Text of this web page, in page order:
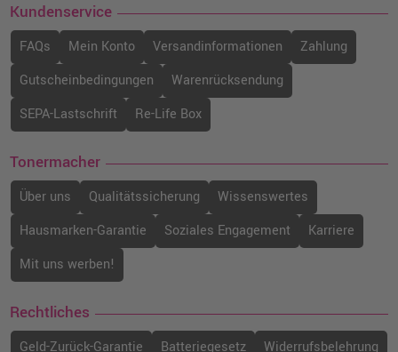
Kompatibler Toner ersetzt Lexmark
C792A1CG · Cyan
59,50 €
inkl. MwSt.
276,98 €
zzgl. Versand
C792X1YG · Gelb
63,88 €
inkl. MwSt.zzgl. Versand
shopping_cart
Kundenservice
FAQs Mein Konto Versandinformationen
Zahlung
Gutscheinbedingungen
Warenrücksendung
SEPA-Lastschrift
Re-Life Box
Tonermacher
Über uns Qualitätssicherung
Wissenswertes
Hausmarken-Garantie
Soziales Engagement
Karriere
Mit uns werben!
Rechtliches
Geld-Zurück-Garantie Batteriegesetz
Widerrufsbelehrung